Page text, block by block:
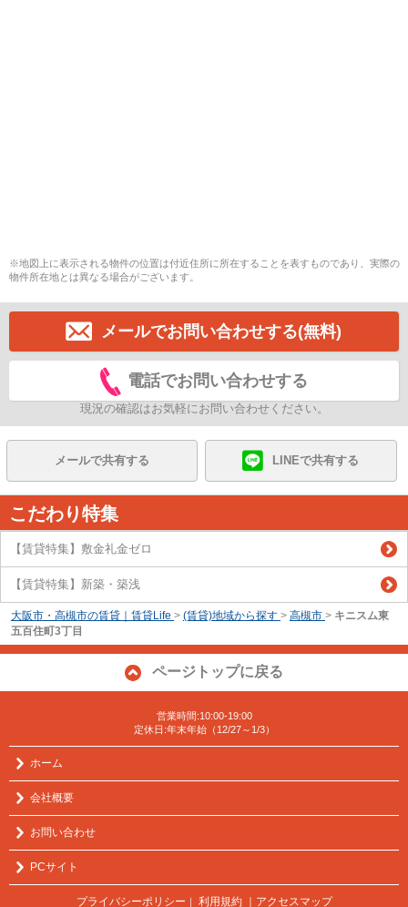
※地図上に表示される物件の位置は付近住所に所在することを表すものであり、実際の
物件所在地とは異なる場合がございます。
メールでお問い合わせする(無料)
電話でお問い合わせする
現況の確認はお気軽にお問い合わせください。
メールで共有する LINEで共有する
こだわり特集
【賃貸特集】敷金礼金ゼロ
【賃貸特集】新築・築浅
大阪市・高槻市の賃貸｜賃貸Life > (賃貸)地域から探す > 高槻市 > キニスム東
五百住町3丁目
ページトップに戻る
営業時間:10:00-19:00
定休日:年末年始（12/27～1/3）
ホーム
会社概要
お問い合わせ
PCサイト
プライバシーポリシー 利用規約 ｜アクセスマップ